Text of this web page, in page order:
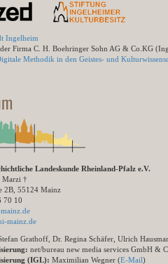
Ingelheim
Firma C. H. Boehringer Sohn AG & Co.KG
Methodik in den Geistes- und
Landeskunde Rheinland-Pfalz e.V.
Marzi †
2B, 55124 Mainz
70 10
mainz.de
Grathoff, Dr. Regina Schäfer, Ulrich
net/bureau new media services GmbH &
(IGL): Maximilian Wegner (E-Mail)